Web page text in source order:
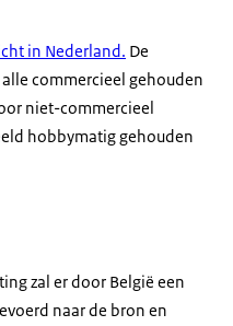
in Nederland. De
commercieel gehouden
niet-commercieel
hobbymatig gehouden
zal er door België een
naar de bron en